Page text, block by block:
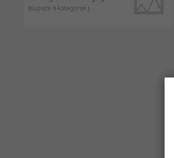
(Kupujte 6 kategorije.)